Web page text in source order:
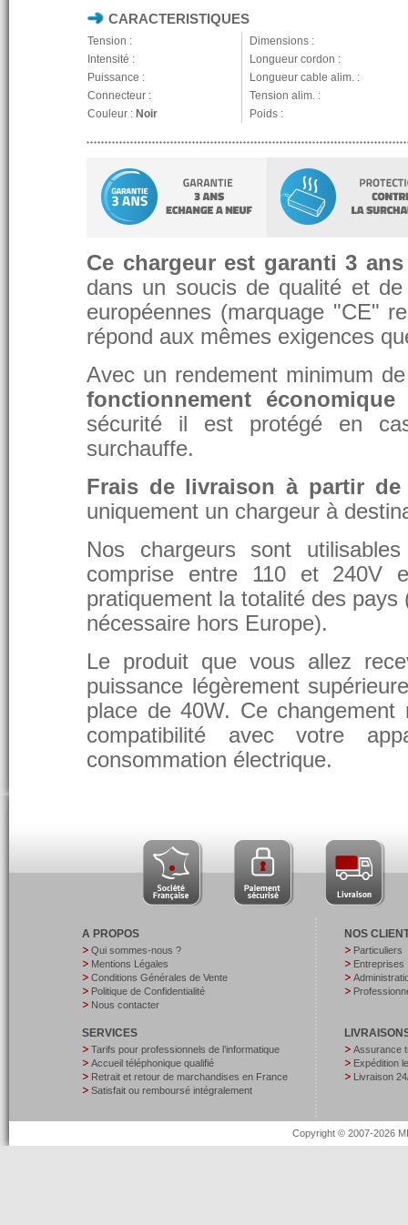
CARACTERISTIQUES
Tension :
Dimensions :
Intensité :
Longueur cordon :
Puissance :
Longueur cable alim. :
Connecteur :
Tension alim. :
Couleur : Noir Poids :
Ce chargeur est garanti 3 ans
dans un soucis de qualité et
européennes (marquage "CE"
répond aux mêmes exigences
Avec un rendement minimum
fonctionnement
sécurité il est protégé en
surchauffe.
Frais de livraison à partir de
uniquement un chargeur à
Nos chargeurs sont
comprise entre 110 et 240V
pratiquement la totalité des
nécessaire hors Europe).
Le produit que vous allez
puissance légèrement
place de 40W. Ce
compatibilité avec votre
consommation électrique.
A PROPOS
Qui sommes-nous ?
Mentions Légales
Conditions Générales de Vente
Politique de Confidentialité
Nous contacter
SERVICES
Tarifs pour professionnels de l’informatique
Accueil téléphonique qualifié
Retrait et retour de marchandises en France
Satisfait ou remboursé intégralement
NOS
Particuliers
Entreprises
Assurance
Expédition
Livraison
Copyright © 2007-2026